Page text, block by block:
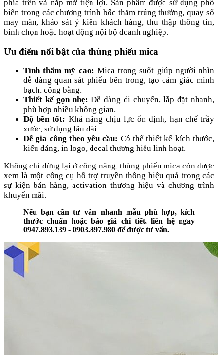
phía trên và nắp mở tiện lợi. Sản phẩm được sử dụng phổ
biến trong các chương trình bốc thăm trúng thưởng, quay số
may mắn, khảo sát ý kiến khách hàng, thu thập thông tin,
bình chọn hoặc hoạt động nội bộ doanh nghiệp.
Ưu điểm nổi bật của thùng phiếu mica
Tính thẩm mỹ cao: Mica trong suốt giúp người nhìn
dễ dàng quan sát phiếu bên trong, tạo cảm giác minh
bạch, công bằng.
Thiết kế gọn nhẹ: Dễ dàng di chuyển, lắp đặt nhanh,
phù hợp nhiều không gian.
Độ bền tốt: Khả năng chịu lực ổn định, hạn chế trầy
xước, sử dụng lâu dài.
Dễ gia công theo yêu cầu: Có thể thiết kế kích thước,
kiểu dáng, in logo, decal thương hiệu linh hoạt.
Không chỉ dừng lại ở công năng, thùng phiếu mica còn được
xem là một công cụ hỗ trợ truyền thông hiệu quả trong các
sự kiện bán hàng, activation thương hiệu và chương trình
khuyến mãi.
Nếu bạn cần tư vấn nhanh mẫu phù hợp, kích
thước chuẩn hoặc báo giá chi tiết, liên hệ ngay
0947.893.139 - 0903.897.980 để được tư vấn.